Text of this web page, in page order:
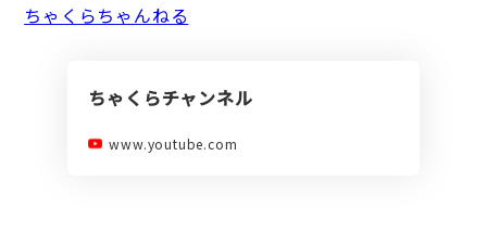
ちゃくらちゃんねる
ちゃくらチャンネル
www.youtube.com